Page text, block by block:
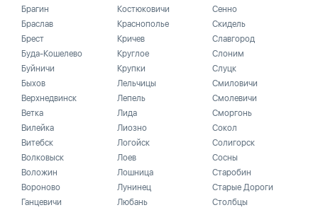
Брагин
Браслав
Брест
Буда-Кошелево
Буйничи
Быхов
Верхнедвинск
Ветка
Вилейка
Витебск
Волковыск
Воложин
Вороново
Ганцевичи
Костюковичи
Краснополье
Кричев
Круглое
Крупки
Лельчицы
Лепель
Лида
Лиозно
Логойск
Лоев
Лошница
Лунинец
Любань
Сенно
Скидель
Славгород
Слоним
Слуцк
Смиловичи
Смолевичи
Сморгонь
Сокол
Солигорск
Сосны
Старобин
Старые Дороги
Столбцы